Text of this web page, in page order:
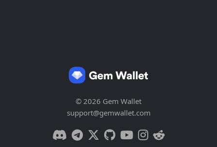
© 2026 Gem Wallet
support@gemwallet.com